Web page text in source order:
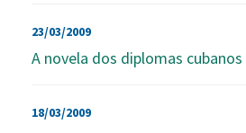
23/03/2009
A novela dos diplomas cubanos
18/03/2009